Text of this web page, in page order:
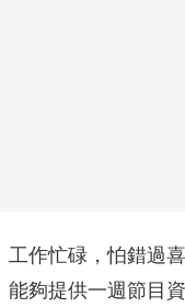
工作忙碌，怕錯過
能夠提供一週節目